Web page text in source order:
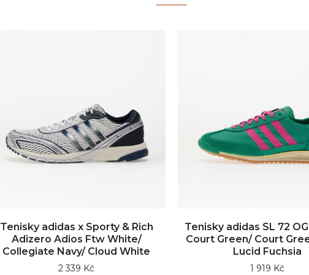
Tenisky adidas x Sporty & Rich
Adizero Adios Ftw White/
Collegiate Navy/ Cloud White
2 339 Kč
Tenisky adidas SL 72
Court Green/ Court
Lucid Fuchsia
1 919 Kč